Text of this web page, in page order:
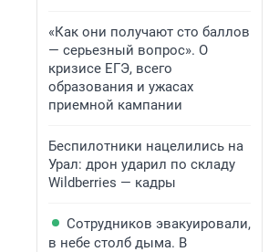
«Как они получают сто баллов
— серьезный вопрос». О
кризисе ЕГЭ, всего
образования и ужасах
приемной кампании
Беспилотники нацелились на
Урал: дрон ударил по складу
Wildberries — кадры
Сотрудников эвакуировали,
в небе столб дыма. В